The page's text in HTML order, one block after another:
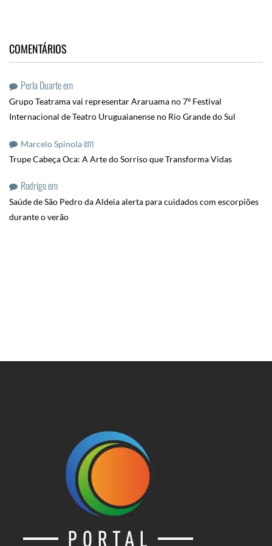
COMENTÁRIOS
Perla Duarteem
Grupo Teatrama vai representar Araruama no 7º Festival
Internacional de Teatro Uruguaianense no Rio Grande do Sul
Marcelo Spinolaem
Trupe Cabeça Oca: A Arte do Sorriso que Transforma Vidas
Rodrigoem
Saúde de São Pedro da Aldeia alerta para cuidados com escorpiões
durante o verão